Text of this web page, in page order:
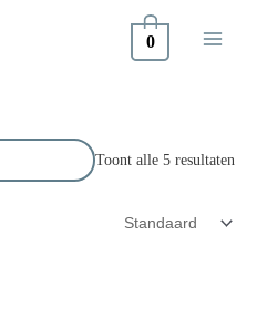
0
Toont alle 5 resultaten